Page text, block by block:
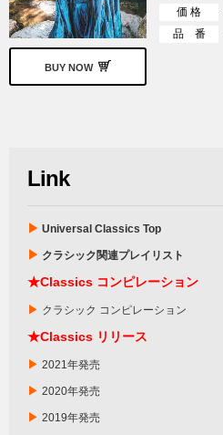
BUY NOW
価 格
品 番
Link
▶ Universal Classics Top
▶ クラシック関連プレイリスト
★Classics コンピレーション
▶ クラシック コンピレーション
★Classics リリース
▶ 2021年発売
▶ 2020年発売
▶ 2019年発売